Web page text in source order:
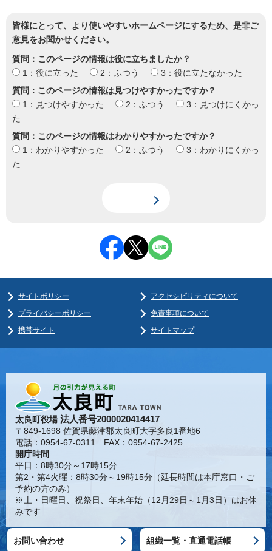
皆様にとって、より使いやすいホームページにするため、是非ご
意見をお聞かせください。
質問：このページの情報は役に立ちましたか？
1：役に立った
2：ふつう
3：役に立たなかった
質問：このページの情報は見つけやすかったですか？
1：見つけやすかった
2：ふつう
3：見つけにくかっ
た
質問：このページの情報はわかりやすかったですか？
1：わかりやすかった
2：ふつう
3：わかりにくかっ
た
サイトポリシー
アクセシビリティについて
プライバシーポリシー
免責事項について
携帯サイト
サイトマップ
太良町役場法人番号2000020414417
〒849-1698 佐賀県藤津郡太良町大字多良1番地6
電話：0954-67-0311 FAX：0954-67-2425
開庁時間
平日：8時30分～17時15分
第2・第4火曜：8時30分～19時15分（延長時間は本庁窓口・ご
予約の方のみ）
※土・日曜日、祝祭日、年末年始（12月29日～1月3日）はお休
みです
お問い合わせ 組織一覧・直通電話帳